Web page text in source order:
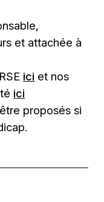
et attachée à
ici et nos
ici
proposés si